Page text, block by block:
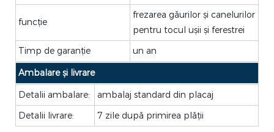
funcţie
frezarea găurilor și canelurilor
pentru tocul ușii și ferestrei
Timp de garanție
un an
Ambalare și livrare
Detalii ambalare:
ambalaj standard din placaj
Detalii livrare:
7 zile după primirea plății